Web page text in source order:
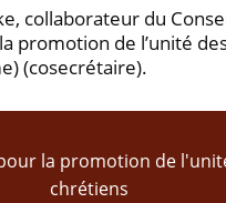
collaborateur du
promotion de l’unité
(cosecré­taire).
la promotion de
chrétiens